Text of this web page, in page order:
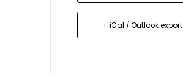
+ iCal / Outlook export